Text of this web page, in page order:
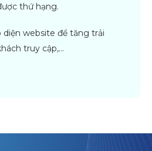
thứ hạng.
diện website để tăng trải
truy cập,…